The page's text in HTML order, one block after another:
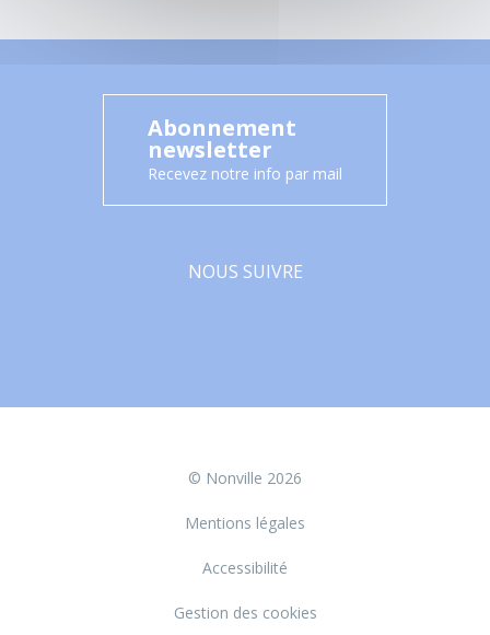
Abonnement
newsletter
Recevez notre info par mail
NOUS SUIVRE
© Nonville 2026
Mentions légales
Accessibilité
Gestion des cookies